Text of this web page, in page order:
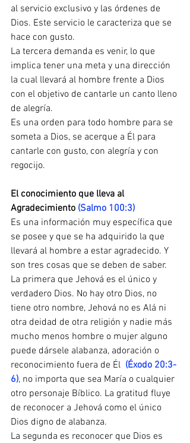
al servicio exclusivo y las órdenes de
Dios. Este servicio le caracteriza que se
hace con gusto.
La tercera demanda es venir, lo que
implica tener una meta y una dirección
la cual llevará al hombre frente a Dios
con el objetivo de cantarle un canto lleno
de alegría.
Es una orden para todo hombre para se
someta a Dios, se acerque a Él para
cantarle con gusto, con alegría y con
regocijo.
El conocimiento que lleva al
Agradecimiento (Salmo 100:3)
Es una información muy específica que
se posee y que se ha adquirido la que
llevará al hombre a estar agradecido. Y
son tres cosas que se deben de saber.
La primera que Jehová es el único y
verdadero Dios. No hay otro Dios, no
tiene otro nombre, Jehová no es Alá ni
otra deidad de otra religión y nadie más
mucho menos hombre o mujer alguno
puede dársele alabanza, adoración o
reconocimiento fuera de Él (Éxodo 20:3-
6), no importa que sea María o cualquier
otro personaje Bíblico. La gratitud fluye
de reconocer a Jehová como el único
Dios digno de alabanza.
La segunda es reconocer que Dios es